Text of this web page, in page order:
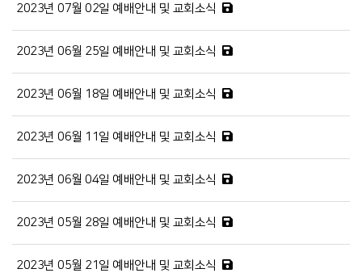
2023년 07월 02일 예배안내 및 교회소식
2023년 06월 25일 예배안내 및 교회소식
2023년 06월 18일 예배안내 및 교회소식
2023년 06월 11일 예배안내 및 교회소식
2023년 06월 04일 예배안내 및 교회소식
2023년 05월 28일 예배안내 및 교회소식
2023년 05월 21일 예배안내 및 교회소식